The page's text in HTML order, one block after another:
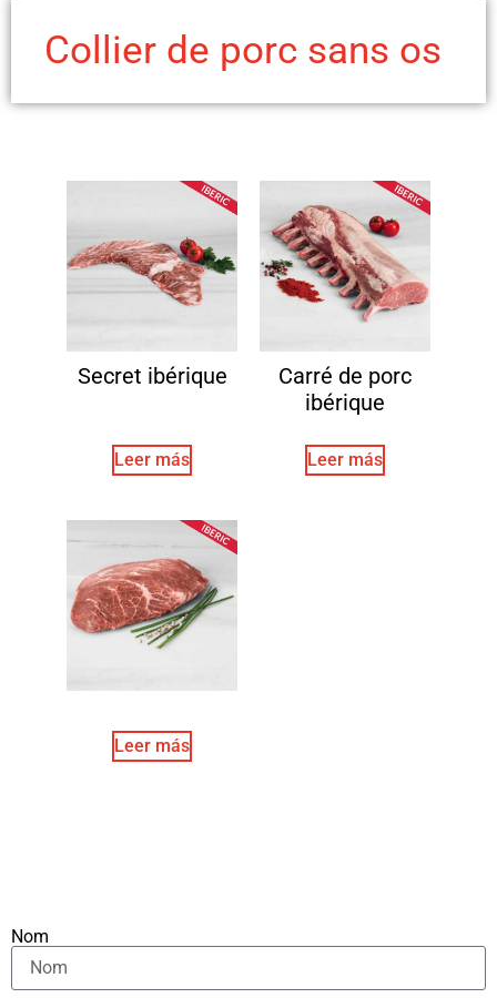
Collier de porc sans os
Secret ibérique
Leer más
Carré de porc
ibérique
Leer más
Leer más
Nom